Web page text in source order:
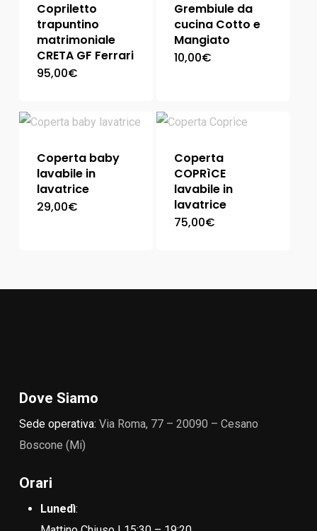
Copriletto
trapuntino
matrimoniale
CRETA GF Ferrari
95,00€
Grembiule da
cucina Cotto e
Mangiato
10,00€
Coperta baby
lavabile in
lavatrice
29,00€
Coperta
COPRìCE
lavabile in
lavatrice
75,00€
Dove Siamo
Sede operativa: Via Roma, 77 – 20090 – Cesano
Boscone (Mi)
Orari
Lunedì: